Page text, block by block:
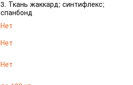
3. Ткань жаккард; синтифлекс;
спанбонд
Нет
Нет
Нет